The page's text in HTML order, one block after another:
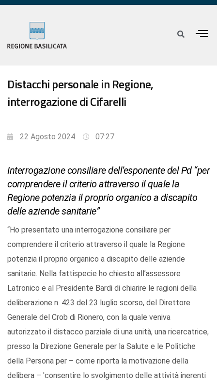
Distacchi personale in Regione,
interrogazione di Cifarelli
22 Agosto 2024 07:27
Interrogazione consiliare dell’esponente del Pd “per
comprendere il criterio attraverso il quale la
Regione potenzia il proprio organico a discapito
delle aziende sanitarie”
“Ho presentato una interrogazione consiliare per
comprendere il criterio attraverso il quale la Regione
potenzia il proprio organico a discapito delle aziende
sanitarie. Nella fattispecie ho chiesto all’assessore
Latronico e al Presidente Bardi di chiarire le ragioni della
deliberazione n. 423 del 23 luglio scorso, del Direttore
Generale del Crob di Rionero, con la quale veniva
autorizzato il distacco parziale di una unità, una ricercatrice,
presso la Direzione Generale per la Salute e le Politiche
della Persona per – come riporta la motivazione della
delibera – 'consentire lo svolgimento delle attività inerenti